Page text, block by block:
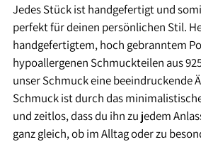
Jedes Stück ist handgefertigt und
perfekt für deinen persönlichen Stil.
handgefertigtem, hoch gebranntem
hypoallergenen Schmuckteilen aus
unser Schmuck eine beeindruckende
Schmuck ist durch das
und zeitlos, dass du ihn zu jedem
ganz gleich, ob im Alltag oder zu